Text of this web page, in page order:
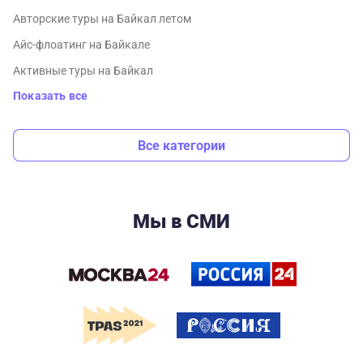
Авторские туры на Байкал летом
Айс-флоатинг на Байкале
Активные туры на Байкал
Показать все
Все категории
Мы в СМИ